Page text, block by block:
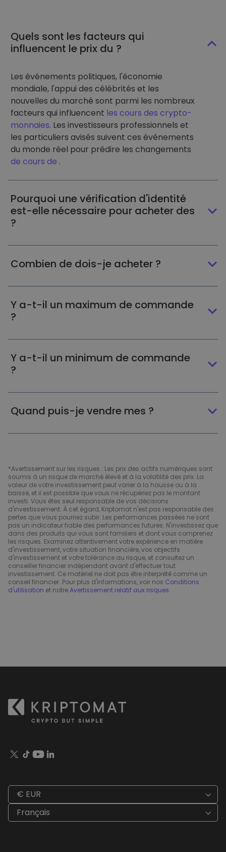
Quels sont les facteurs qui
influencent le prix du ?
Les événements politiques, l'économie
mondiale, l'appui des célébrités et les
nouvelles du marché sont parmi les nombreux
facteurs qui influencent les cours des crypto-
monnaies. Les investisseurs professionnels et
les particuliers avisés suivent ces événements
du monde réel pour prédire les changements
de cours de .
Pourquoi une vérification d'identité
est-elle nécessaire pour acheter des
?
Combien de dois-je acheter ?
Y a-t-il un maximum de commande
?
Y a-t-il un minimum de commande
?
Quand puis-je vendre mes ?
*Avertissement sur les risques : Les prix des actifs numériques sont
soumis à un risque de marché élevé et à la volatilité des prix. La
valeur de votre investissement peut varier à la hausse ou à la
baisse, et il est possible que vous ne récupériez pas le montant
investi. Vous êtes seul responsable de vos décisions
d'investissement. À cet égard, Kriptomat n'est pas responsable des
pertes que vous pourriez subir. Les performances passées ne sont
pas un indicateur fiable des performances futures. N'investissez que
dans des produits qui vous sont familiers et dont vous comprenez
les risques. Examinez attentivement votre expérience en matière
d'investissement, votre situation financière, vos objectifs
d'investissement et votre tolérance au risque, et consultez un
conseiller financier indépendant avant d'effectuer tout
investissement. Ce matériel ne doit pas être interprété comme un
conseil financier. Pour plus d'informations, voir nos Conditions
d'utilisation et notreAvertissement relatif aux risques.
€ EUR
Français